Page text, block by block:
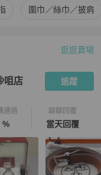
圍巾／絲巾／披肩
奢去 香港尖沙咀店介紹
逛逛賣場
咀店 追蹤
通過
%
聊聊回覆
當天回覆